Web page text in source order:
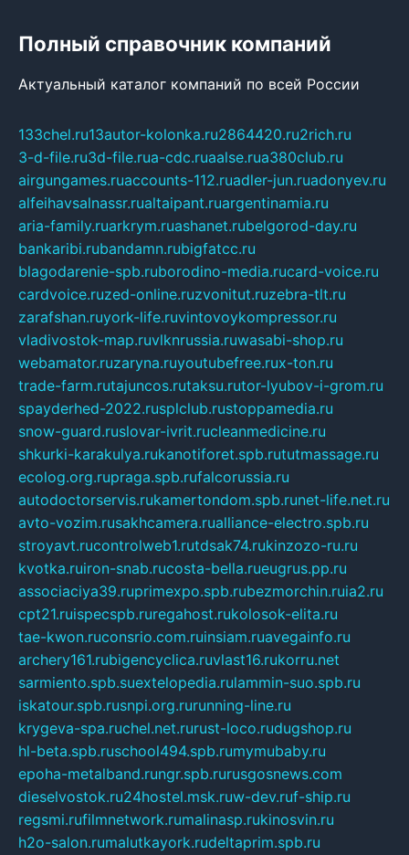
Полный справочник компаний
Актуальный каталог компаний по всей России
133chel.ru13autor-kolonka.ru2864420.ru2rich.ru
3-d-file.ru3d-file.rua-cdc.ruaalse.rua380club.ru
airgungames.ruaccounts-112.ruadler-jun.ruadonyev.ru
alfeihavsalnassr.rualtaipant.ruargentinamia.ru
aria-family.ruarkrym.ruashanet.rubelgorod-day.ru
bankaribi.rubandamn.rubigfatcc.ru
blagodarenie-spb.ruborodino-media.rucard-voice.ru
cardvoice.ruzed-online.ruzvonitut.ruzebra-tlt.ru
zarafshan.ruyork-life.ruvintovoykompressor.ru
vladivostok-map.ruvlknrussia.ruwasabi-shop.ru
webamator.ruzaryna.ruyoutubefree.rux-ton.ru
trade-farm.rutajuncos.rutaksu.rutor-lyubov-i-grom.ru
spayderhed-2022.rusplclub.rustoppamedia.ru
snow-guard.ruslovar-ivrit.rucleanmedicine.ru
shkurki-karakulya.rukanotiforet.spb.rututmassage.ru
ecolog.org.rupraga.spb.rufalcorussia.ru
autodoctorservis.rukamertondom.spb.runet-life.net.ru
avto-vozim.rusakhcamera.rualliance-electro.spb.ru
stroyavt.rucontrolweb1.rutdsak74.rukinzozo-ru.ru
kvotka.ruiron-snab.rucosta-bella.rueugrus.pp.ru
associaciya39.ruprimexpo.spb.rubezmorchin.ruia2.ru
cpt21.ruispecspb.ruregahost.rukolosok-elita.ru
tae-kwon.ruconsrio.com.ruinsiam.ruavegainfo.ru
archery161.rubigencyclica.ruvlast16.rukorru.net
sarmiento.spb.suextelopedia.rulammin-suo.spb.ru
iskatour.spb.rusnpi.org.rurunning-line.ru
krygeva-spa.ruchel.net.rurust-loco.rudugshop.ru
hl-beta.spb.ruschool494.spb.rumymubaby.ru
epoha-metalband.rungr.spb.rurusgosnews.com
dieselvostok.ru24hostel.msk.ruw-dev.ruf-ship.ru
regsmi.rufilmnetwork.rumalinasp.rukinosvin.ru
h2o-salon.rumalutkayork.rudeltaprim.spb.ru